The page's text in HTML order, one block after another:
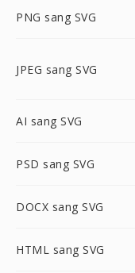
PNG sang SVG
JPEG sang SVG
AI sang SVG
PSD sang SVG
DOCX sang SVG
HTML sang SVG